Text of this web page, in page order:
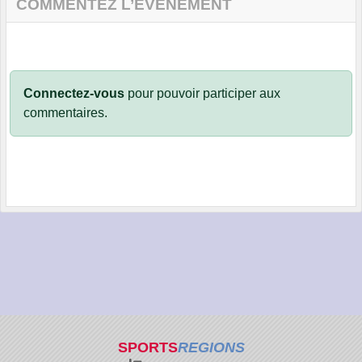
COMMENTEZ L’ÉVÈNEMENT
Connectez-vous pour pouvoir participer aux
commentaires.
SPORTSREGIONS